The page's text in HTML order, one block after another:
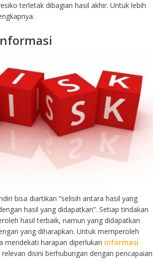
terletak dibagian hasil akhir. Untuk lebih
bisa diartikan “selisih antara hasil yang
hasil yang didapatkan”. Setiap tindakan
hasil terbaik, namun yang didapatkan
yang diharapkan. Untuk memperoleh
mendekati harapan diperlukan informasi
disini berhubungan dengan pencapaian